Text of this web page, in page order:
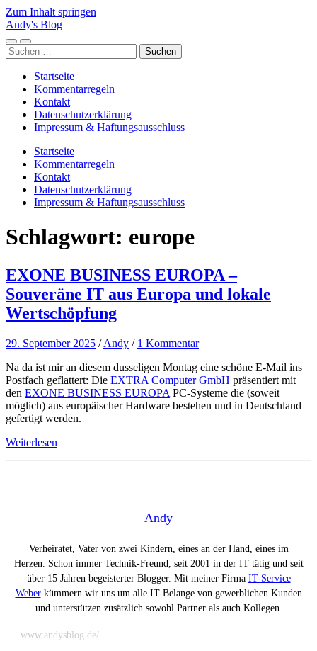
Zum Inhalt springen
Andy's Blog
Mobile-
Menü
Suchfeld
ein-/ausblenden
Suchen
nach:
Startseite
Kommentarregeln
Kontakt
Datenschutzerklärung
Impressum & Haftungsausschluss
Startseite
Kommentarregeln
Kontakt
Datenschutzerklärung
Impressum & Haftungsausschluss
Schlagwort: europe
EXONE BUSINESS EUROPA –
Souveräne IT aus Europa und lokale
Wertschöpfung
29. September 2025 /Andy / 1 Kommentar
Na da ist mir an diesem dusseligen Montag eine schöne E-Mail ins
Postfach geflattert: Die EXTRA Computer GmbH präsentiert mit
den EXONE BUSINESS EUROPA PC-Systeme die (soweit
möglich) aus europäischer Hardware bestehen und in Deutschland
gefertigt werden.
Weiterlesen
Andy
Verheiratet, Vater von zwei Kindern, eines an der Hand, eines im
Herzen. Schon immer Technik-Freund, seit 2001 in der IT tätig und seit
über 15 Jahren begeisterter Blogger. Mit meiner Firma IT-Service
Weberkümmern wir uns um alle IT-Belange von gewerblichen Kunden
und unterstützen zusätzlich sowohl Partner als auch Kollegen.
www.andysblog.de/